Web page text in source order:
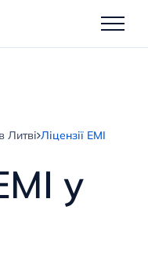
Литві Ліцензії EMI
у